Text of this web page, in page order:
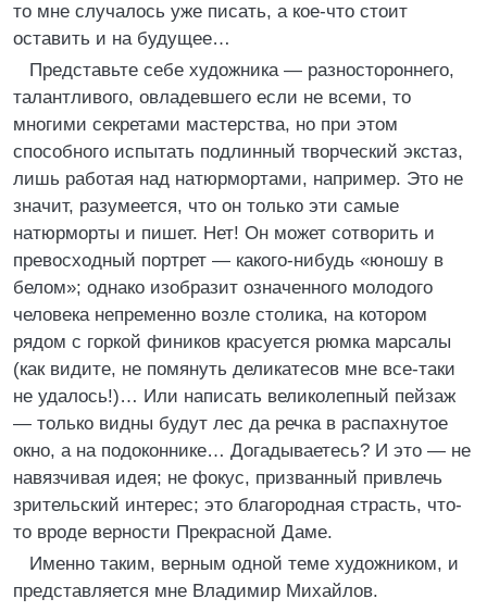
то мне случалось уже писать, а кое-что стоит
оставить и на будущее…
Представьте себе художника — разностороннего,
талантливого, овладевшего если не всеми, то
многими секретами мастерства, но при этом
способного испытать подлинный творческий экстаз,
лишь работая над натюрмортами, например. Это не
значит, разумеется, что он только эти самые
натюрморты и пишет. Нет! Он может сотворить и
превосходный портрет — какого-нибудь «юношу в
белом»; однако изобразит означенного молодого
человека непременно возле столика, на котором
рядом с горкой фиников красуется рюмка марсалы
(как видите, не помянуть деликатесов мне все-таки
не удалось!)… Или написать великолепный пейзаж
— только видны будут лес да речка в распахнутое
окно, а на подоконнике… Догадываетесь? И это — не
навязчивая идея; не фокус, призванный привлечь
зрительский интерес; это благородная страсть, что-
то вроде верности Прекрасной Даме.
Именно таким, верным одной теме художником, и
представляется мне Владимир Михайлов.